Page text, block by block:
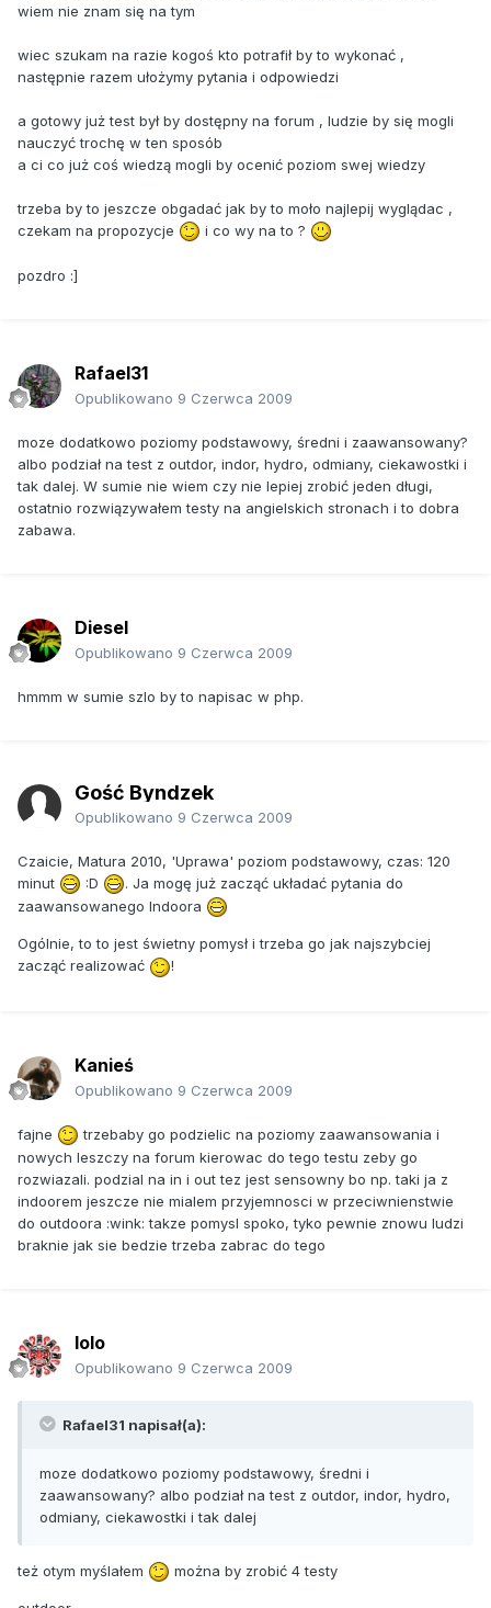
wiem nie znam się na tym
wiec szukam na razie kogoś kto potrafił by to wykonać ,
następnie razem ułożymy pytania i odpowiedzi
a gotowy już test był by dostępny na forum , ludzie by się mogli
nauczyć trochę w ten sposób
a ci co już coś wiedzą mogli by ocenić poziom swej wiedzy
trzeba by to jeszcze obgadać jak by to moło najlepij wyglądac ,
czekam na propozycje
i co wy na to ?
pozdro :]
Rafael31
Opublikowano 9 Czerwca 2009
moze dodatkowo poziomy podstawowy, średni i zaawansowany?
albo podział na test z outdor, indor, hydro, odmiany, ciekawostki i
tak dalej. W sumie nie wiem czy nie lepiej zrobić jeden długi,
ostatnio rozwiązywałem testy na angielskich stronach i to dobra
zabawa.
Diesel
Opublikowano 9 Czerwca 2009
hmmm w sumie szlo by to napisac w php.
Gość Byndzek
Opublikowano 9 Czerwca 2009
Czaicie, Matura 2010, 'Uprawa' poziom podstawowy, czas: 120
minut
:D
. Ja mogę już zacząć układać pytania do
zaawansowanego Indoora
Ogólnie, to to jest świetny pomysł i trzeba go jak najszybciej
zacząć realizować
!
Kanieś
Opublikowano 9 Czerwca 2009
fajne
trzebaby go podzielic na poziomy zaawansowania i
nowych leszczy na forum kierowac do tego testu zeby go
rozwiazali. podzial na in i out tez jest sensowny bo np. taki ja z
indoorem jeszcze nie mialem przyjemnosci w przeciwnienstwie
do outdoora :wink: takze pomysl spoko, tyko pewnie znowu ludzi
braknie jak sie bedzie trzeba zabrac do tego
lolo
Opublikowano 9 Czerwca 2009
Rafael31 napisał(a):
moze dodatkowo poziomy podstawowy, średni i
zaawansowany? albo podział na test z outdor, indor, hydro,
odmiany, ciekawostki i tak dalej
też otym myślałem można by zrobić 4 testy